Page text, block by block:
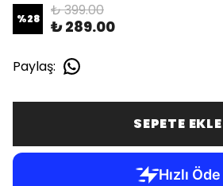
%28 ₺ 399.00
₺ 289.00
Paylaş:
SEPETE EKLE